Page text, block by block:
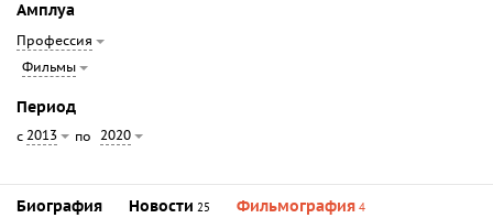
Амплуа
Профессия
Фильмы
Период
с 2013 по 2020
Биография Новости 25 Фильмография 4